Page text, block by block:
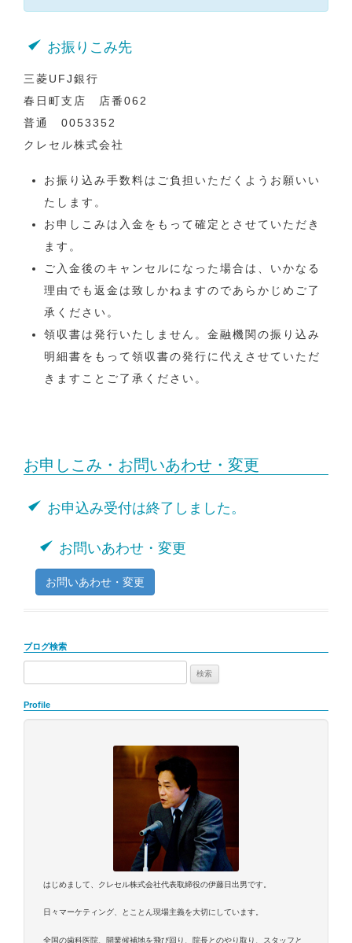
お振りこみ先
三菱UFJ銀行
春日町支店 店番062
普通 0053352
クレセル株式会社
お振り込み手数料はご負担いただくようお願いい
たします。
お申しこみは入金をもって確定とさせていただき
ます。
ご入金後のキャンセルになった場合は、いかなる
理由でも返金は致しかねますのであらかじめご了
承ください。
領収書は発行いたしません。金融機関の振り込み
明細書をもって領収書の発行に代えさせていただ
きますことご了承ください。
お申しこみ・お問いあわせ・変更
お申込み受付は終了しました。
お問いあわせ・変更
お問いあわせ・変更
ブログ検索
Profile
はじめまして、クレセル株式会社代表取締役の伊藤日出男です。
日々マーケティング、とことん現場主義を大切にしています。
全国の歯科医院、開業候補地を飛び回り、院長とのやり取り、スタッフと